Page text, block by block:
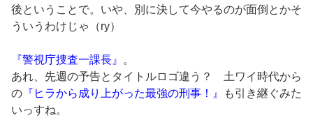
後ということで。いや、別に決して今やるのが面倒とかそ
ういうわけじゃ（ry）
『警視庁捜査一課長』
。
あれ、先週の予告とタイトルロゴ違う？ 土ワイ時代から
の 『ヒラから成り上がった最強の刑事！』
も引き継ぐみた
いっすね。